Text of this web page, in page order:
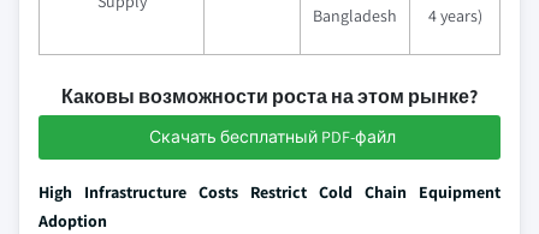
Bangladesh
4 years)
Каковы возможности роста на этом рынке?
Скачать бесплатный PDF-файл
High Infrastructure Costs Restrict Cold Chain Equipment
Adoption